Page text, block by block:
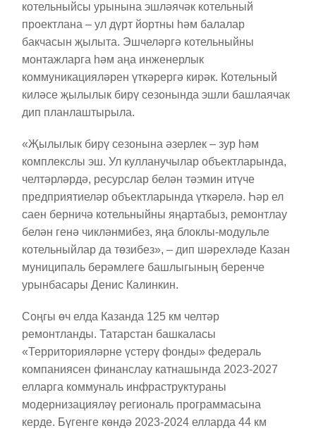
котельныйсы урынына эшләячәк котельный
проектлана – ул дүрт йортны һәм балалар
бакчасын җылыта. Эшчеләргә котельныйны
монтажларга һәм аңа инженерлык
коммуникацияләрен үткәрергә кирәк. Котельный
киләсе җылылык бирү сезонында эшли башлаячак
дип планлаштырыла.
«Җылылык бирү сезонына әзерлек – зур һәм
комплекслы эш. Ул кулланучылар объектларында,
челтәрләрдә, ресурслар белән тәэмин итүче
предприятиеләр объектларында үткәрелә. Һәр ел
саен берничә котельныйны яңартабыз, ремонтлау
белән генә чикләнмибез, яңа блоклы-модульле
котельныйлар да төзибез», – дип шәрехләде Казан
муниципаль берәмлеге башлыгының беренче
урынбасары Денис Калинкин.
Соңгы өч елда Казанда 125 км челтәр
ремонтланды. Татарстан башкаласы
«Территорияләрне үстерү фонды» федераль
компаниясен финанслау катнашында 2023-2027
елларга коммуналь инфраструктураны
модернизацияләү региональ программасына
керде. Бүгенге көндә 2023-2024 елларда 44 км